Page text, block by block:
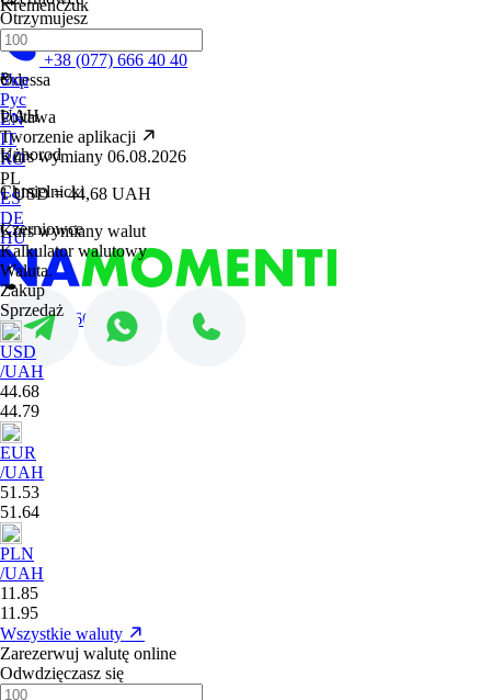
Kremenczuk
Lwów
Odessa
Połtawa
Użhorod
Chmielnicki
Czerniowce
+38 (077) 666 40 40
+38 (077) 666 40 40
Укр
Рус
EN
IT
RO
PL
ES
DE
HU
Otrzymujesz
₴
UAH
Tworzenie aplikacji
Kurs wymiany 06.08.2026
1 USD = 44,68 UAH
Kurs wymiany walut
Kalkulator walutowy
Waluta.
Zakup
Sprzedaż
USD
/UAH
44.68
44.79
EUR
/UAH
51.53
51.64
PLN
/UAH
11.85
11.95
Wszystkie waluty
Zarezerwuj walutę online
Odwdzięczasz się